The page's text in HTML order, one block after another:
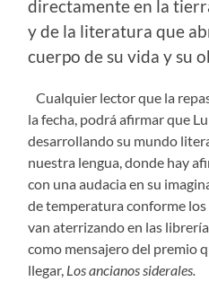
directamente en la
y de la literatura que
cuerpo de su vida y su
Cualquier lector que la
la fecha, podrá afirmar que
desarrollando su mundo
nuestra lengua, donde hay
con una audacia en su
de temperatura conforme
van aterrizando en las
como mensajero del premio
llegar, Los ancianos siderales.